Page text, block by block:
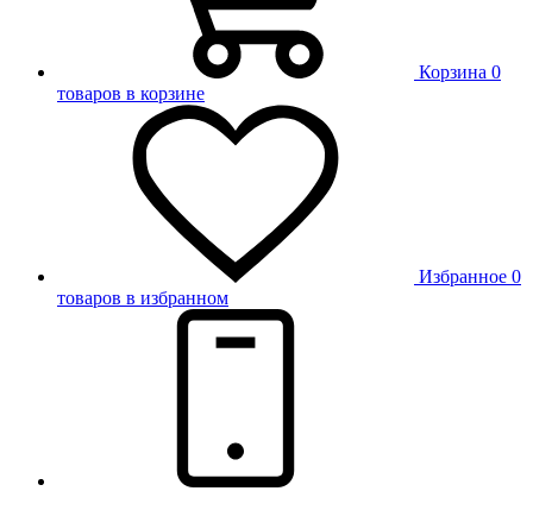
Корзина 0
товаров в корзине
Избранное 0
товаров в избранном